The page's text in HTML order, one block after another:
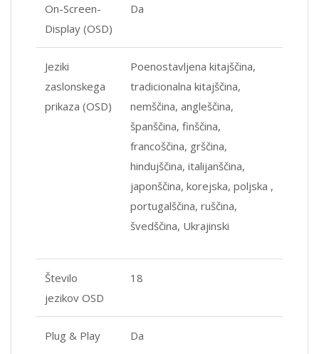
On-Screen-
Display (OSD)
Da
Jeziki
zaslonskega
prikaza (OSD)
Poenostavljena kitajščina,
tradicionalna kitajščina,
nemščina, angleščina,
španščina, finščina,
francoščina, grščina,
hindujščina, italijanščina,
japonščina, korejska, poljska ,
portugalščina, ruščina,
švedščina, Ukrajinski
Število
jezikov OSD
18
Plug & Play Da